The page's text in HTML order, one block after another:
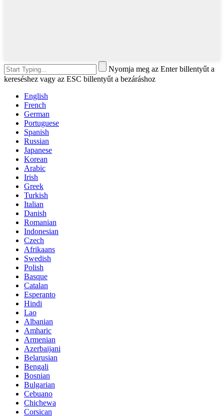
Nyomja meg az Enter billentyűt a
kereséshez vagy az ESC billentyűt a bezáráshoz
English
French
German
Portuguese
Spanish
Russian
Japanese
Korean
Arabic
Irish
Greek
Turkish
Italian
Danish
Romanian
Indonesian
Czech
Afrikaans
Swedish
Polish
Basque
Catalan
Esperanto
Hindi
Lao
Albanian
Amharic
Armenian
Azerbaijani
Belarusian
Bengali
Bosnian
Bulgarian
Cebuano
Chichewa
Corsican